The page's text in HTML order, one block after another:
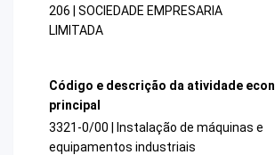
206 | SOCIEDADE EMPRESARIA
LIMITADA
Código e descrição da atividade
principal
3321-0/00 | Instalação de máquinas e
equipamentos industriais